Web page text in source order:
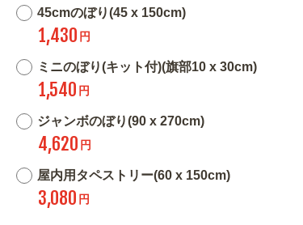
45cmのぼり(45 x 150cm)
1,430 円
ミニのぼり(キット付)(旗部10 x 30cm)
1,540 円
ジャンボのぼり(90 x 270cm)
4,620 円
屋内用タペストリー(60 x 150cm)
3,080 円